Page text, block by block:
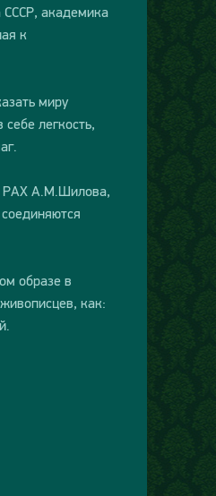
СССР, академика
к
миру
легкость,
РАХ А.М.Шилова,
образе в
как: